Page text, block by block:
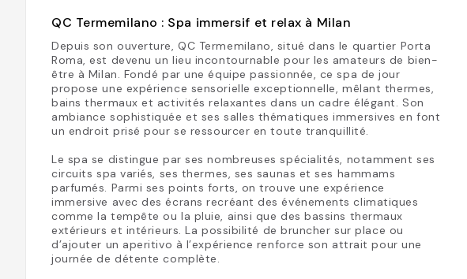
QC Termemilano : Spa immersif et relax à Milan
Depuis son ouverture, QC Termemilano, situé dans le quartier Porta
Roma, est devenu un lieu incontournable pour les amateurs de bien-
être à Milan. Fondé par une équipe passionnée, ce spa de jour
propose une expérience sensorielle exceptionnelle, mêlant thermes,
bains thermaux et activités relaxantes dans un cadre élégant. Son
ambiance sophistiquée et ses salles thématiques immersives en font
un endroit prisé pour se ressourcer en toute tranquillité.
Le spa se distingue par ses nombreuses spécialités, notamment ses
circuits spa variés, ses thermes, ses saunas et ses hammams
parfumés. Parmi ses points forts, on trouve une expérience
immersive avec des écrans recréant des événements climatiques
comme la tempête ou la pluie, ainsi que des bassins thermaux
extérieurs et intérieurs. La possibilité de bruncher sur place ou
d’ajouter un aperitivo à l’expérience renforce son attrait pour une
journée de détente complète.